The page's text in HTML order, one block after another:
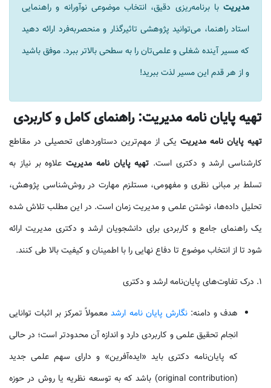
مدیریت با برنامه‌ریزی دقیق، انتخاب موضوعی نوآورانه و راهنمایی
استاد راهنما، می‌توانید پژوهشی تاثیرگذار و منحصربه‌فرد ارائه دهید
که مسیر آینده شغلی و علمی‌تان را به سطحی بالاتر ببرد. موفق باشید
و از هر قدم این مسیر لذت ببرید!
تهیه پایان نامه مدیریت: راهنمای کامل و کاربردی
تهیه پایان نامه مدیریت یکی از مهم‌ترین دستاوردهای تحصیلی در مقاطع
کارشناسی ارشد و دکتری است. تهیه پایان نامه مدیریت علاوه بر نیاز به
تسلط بر مبانی نظری و مفهومی، مستلزم مهارت در روش‌شناسی پژوهش،
تحلیل داده‌ها، نوشتن علمی و مدیریت زمان است. در این مطلب تلاش شده
یک راهنمای جامع و کاربردی برای دانشجویان ارشد و دکتری مدیریت ارائه
شود تا از انتخاب موضوع تا دفاع نهایی را با اطمینان و کیفیت بالا طی کنند.
۱. درک تفاوت‌های پایان‌نامه ارشد و دکتری
هدف و دامنه:نگارش پایان نامه ارشدمعمولاً تمرکز بر اثبات توانایی
انجام تحقیق علمی و کاربردی دارد و اندازه آن محدودتر است؛ در حالی
که پایان‌نامه دکتری باید «ایده‌آفرین» و دارای سهم علمی جدید
(original contribution) باشد که به توسعه نظریه یا روش در حوزه